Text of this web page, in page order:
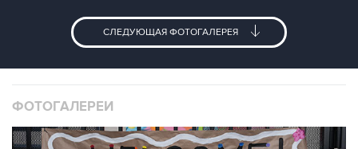
СЛЕДУЮЩАЯ ФОТОГАЛЕРЕЯ
ФОТОГАЛЕРЕИ